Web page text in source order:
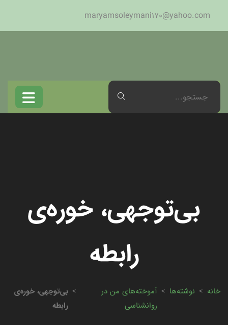
maryamsoleymani170@yahoo.com
بی‌توجهی، خوره‌ی
رابطه
خانه > نوشته‌ها > آموخته‌های من در
روانشناسی
> بی‌توجهی، خوره‌ی
رابطه